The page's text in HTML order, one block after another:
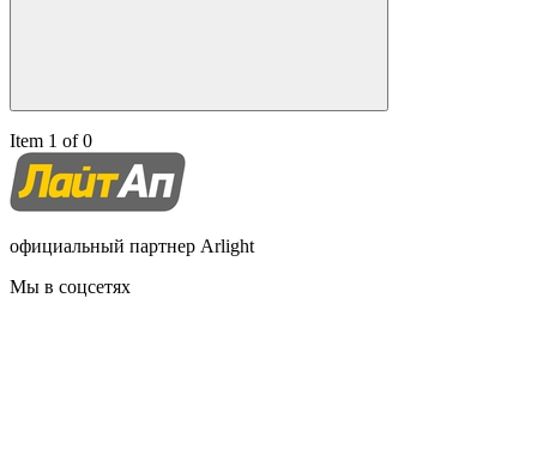
Item 1 of 0
официальный партнер Arlight
Мы в соцсетях